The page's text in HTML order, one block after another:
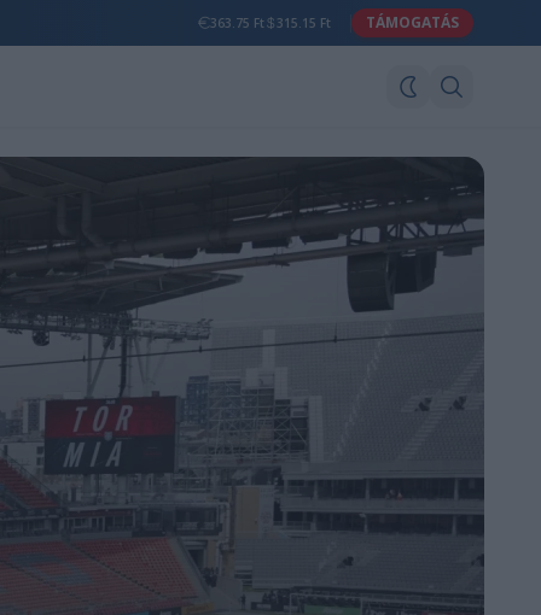
363.75 Ft 315.15 Ft TÁMOGATÁS